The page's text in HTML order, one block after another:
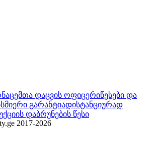
დაცვის ოფიცერიწესები და
გარანტიადისტანციურად
დაბრუნების წესი
2017-2026